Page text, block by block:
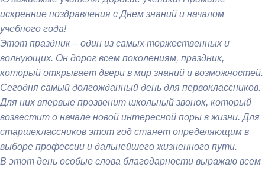
искренние поздравления с Днем знаний и началом
учебного года!
Этот праздник – один из самых торжественных и
волнующих. Он дорог всем поколениям, праздник,
который открывает двери в мир знаний и возможностей.
Сегодня самый долгожданный день для первоклассников.
Для них впервые прозвенит школьный звонок, который
возвестит о начале новой интересной поры в жизни. Для
старшеклассников этот год станет определяющим в
выборе профессии и дальнейшего жизненного пути.
В этот день особые слова благодарности выражаю всем